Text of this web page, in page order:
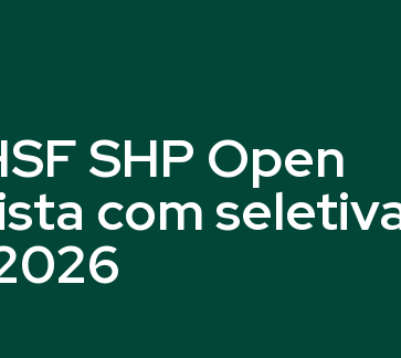
SHP Open
com